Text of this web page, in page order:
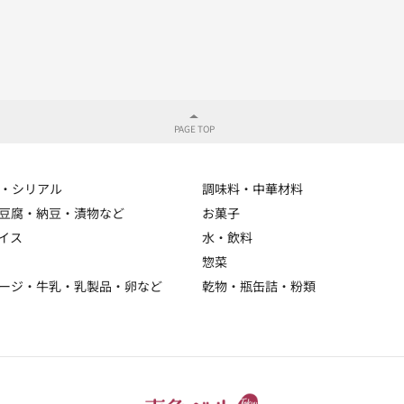
シリアル
調味料・中華材料
腐・納豆・漬物など
お菓子
ス
水・飲料
惣菜
ジ・牛乳・乳製品・卵など
乾物・瓶缶詰・粉類